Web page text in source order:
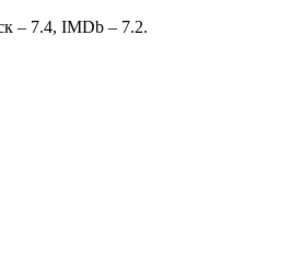
– 7.4, IMDb – 7.2.